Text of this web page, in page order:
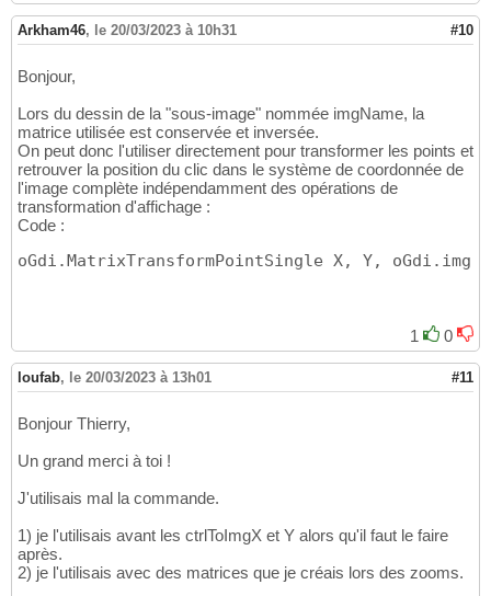
Arkham46, le 20/03/2023 à 10h31 #10
Bonjour,
Lors du dessin de la "sous-image" nommée imgName, la
matrice utilisée est conservée et inversée.
On peut donc l'utiliser directement pour transformer les points et
retrouver la position du clic dans le système de coordonnée de
l'image complète indépendamment des opérations de
transformation d'affichage :
Code :
oGdi.MatrixTransformPointSingle X, Y, oGdi.img
1 0
loufab, le 20/03/2023 à 13h01 #11
Bonjour Thierry,
Un grand merci à toi !
J'utilisais mal la commande.
1) je l'utilisais avant les ctrlToImgX et Y alors qu'il faut le faire
après.
2) je l'utilisais avec des matrices que je créais lors des zooms.